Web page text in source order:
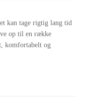
kan tage rigtig lang tid
op til en række
komfortabelt og